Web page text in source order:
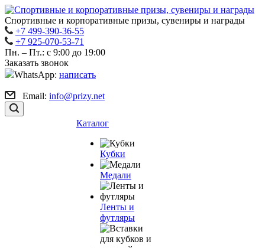
Спортивные и корпоративные призы, сувениры и награды
+7 499-390-36-55
+7 925-070-53-71
Пн. – Пт.: с 9:00 до 19:00
Заказать звонок
WhatsApp: написать
Email: info@prizy.net
Каталог
Кубки
Медали
Ленты и
футляры